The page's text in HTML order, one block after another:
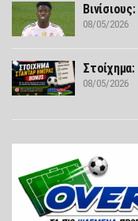
08/05/2026
08/05/2026